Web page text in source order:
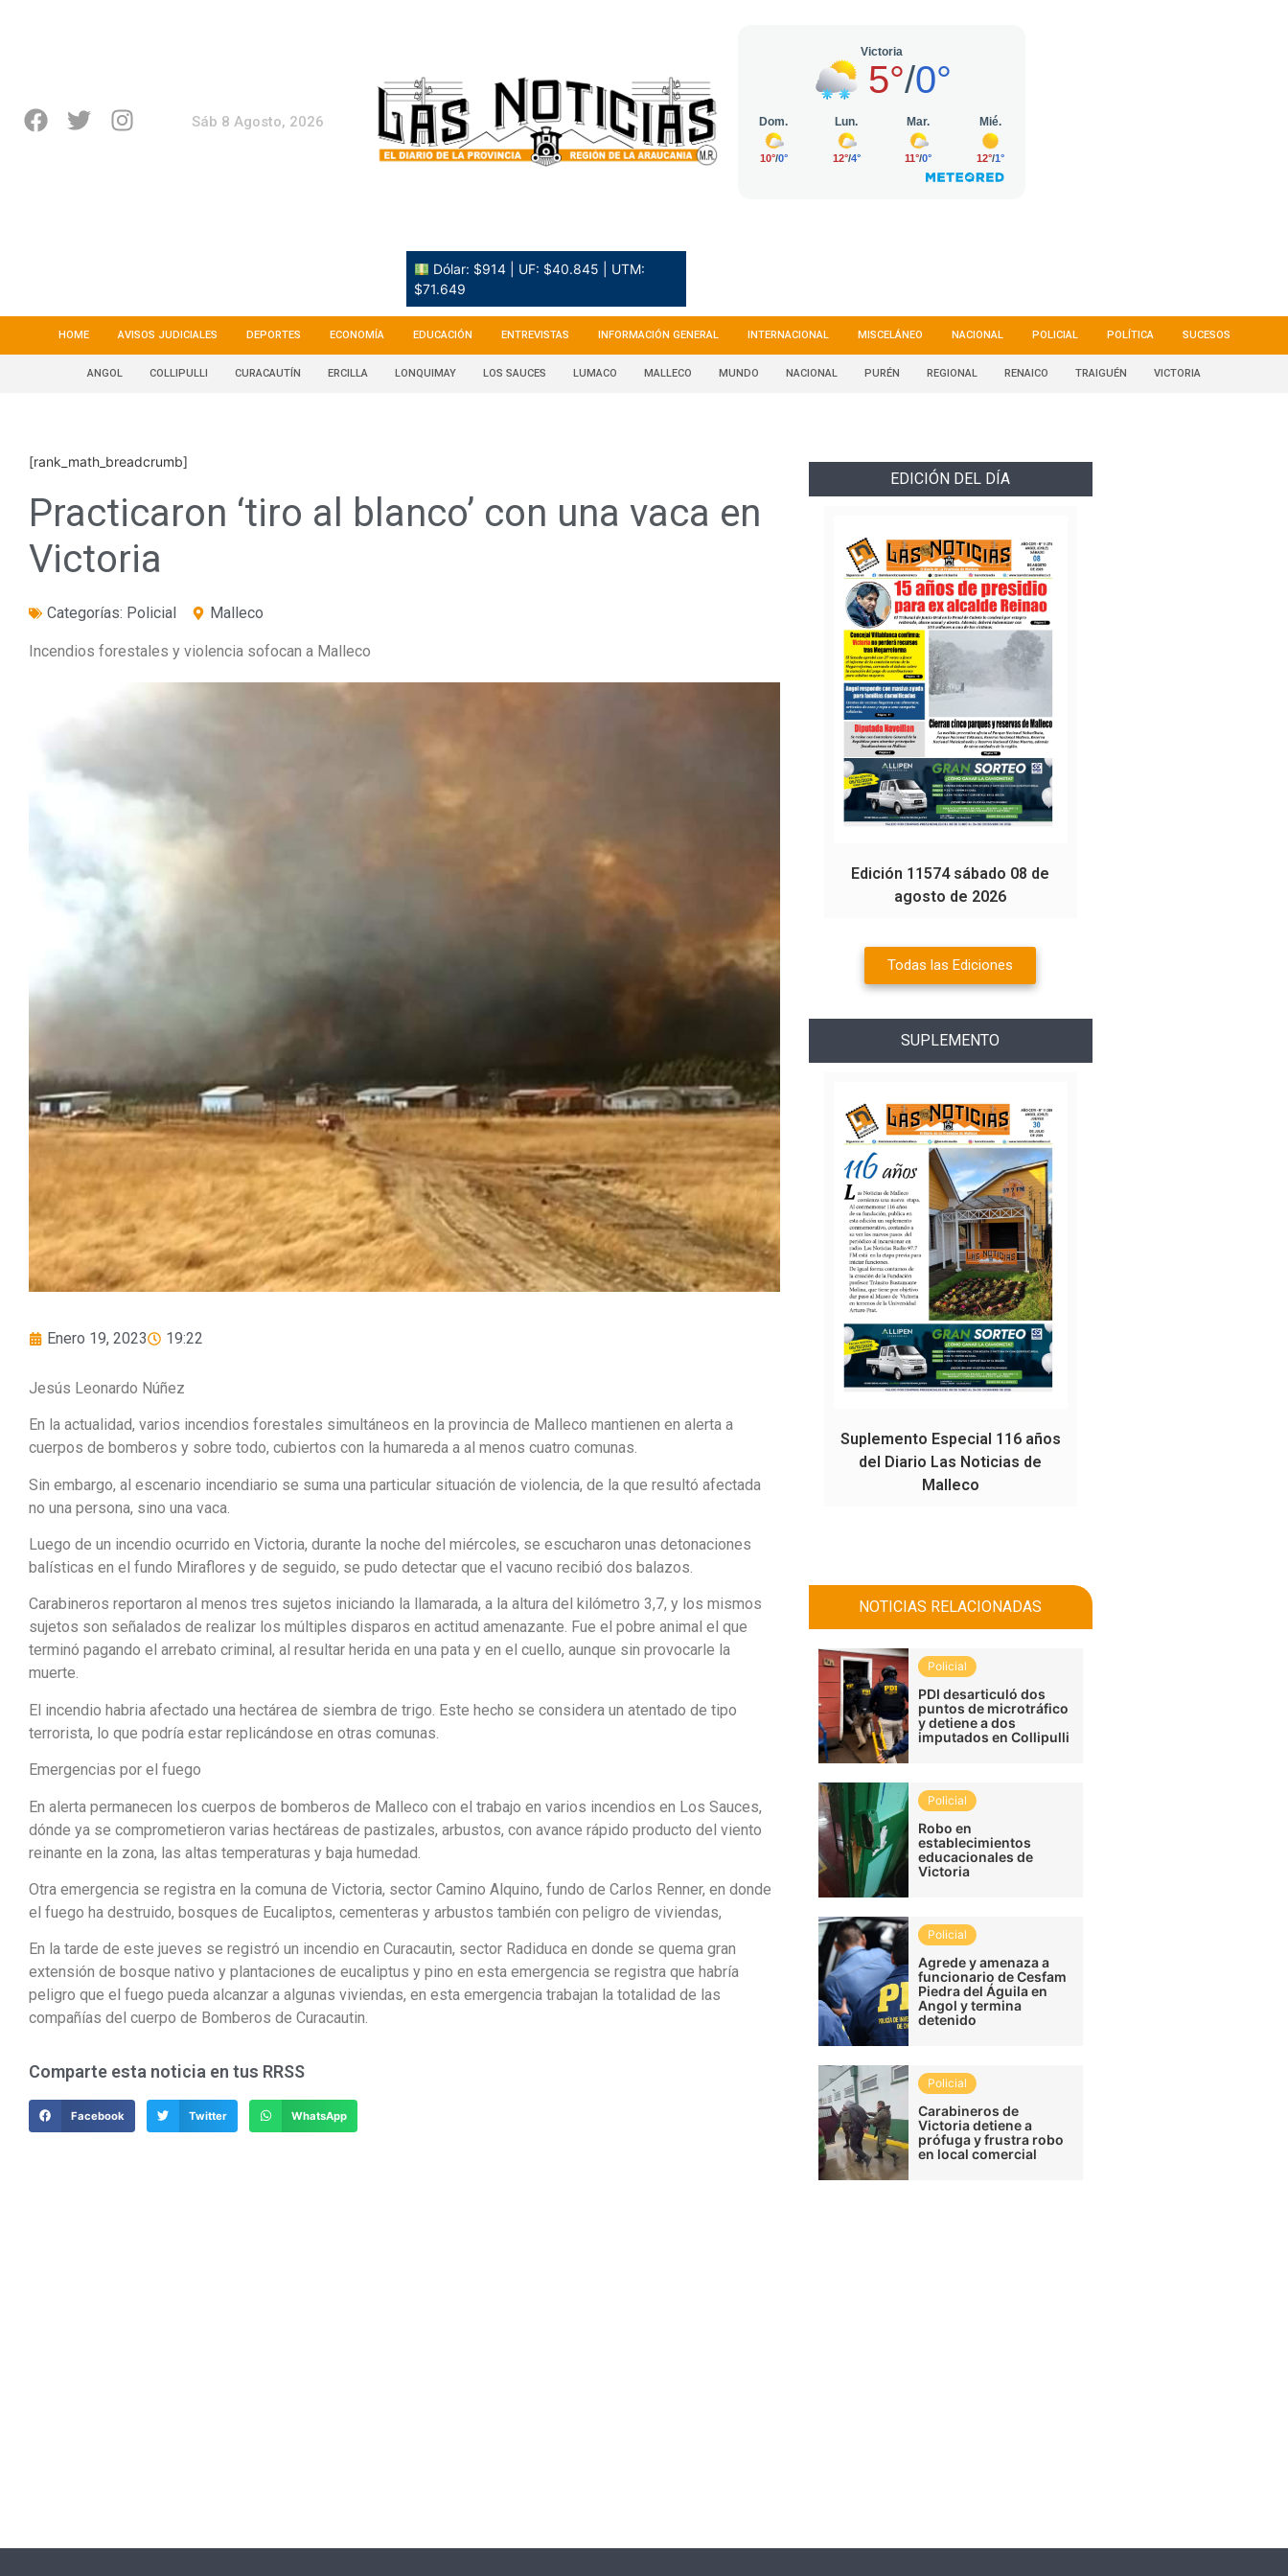
Sáb 8 Agosto, 2026
Dólar: $914 | UF: $40.845 | UTM:
$71.649
HOME AVISOS JUDICIALES DEPORTES ECONOMÍA EDUCACIÓN ENTREVISTAS INFORMACIÓN GENERAL INTERNACIONAL MISCELÁNEO NACIONAL POLICIAL POLÍTICA SUCESOS
ANGOL COLLIPULLI CURACAUTÍN ERCILLA LONQUIMAY LOS SAUCES LUMACO MALLECO MUNDO NACIONAL PURÉN REGIONAL RENAICO TRAIGUÉN VICTORIA
[rank_math_breadcrumb]
Practicaron ‘tiro al blanco’ con una vaca en
Victoria
Categorías: Policial Malleco
Incendios forestales y violencia sofocan a Malleco
Enero 19, 2023 19:22
Jesús Leonardo Núñez
En la actualidad, varios incendios forestales simultáneos en la provincia de Malleco mantienen en alerta a
cuerpos de bomberos y sobre todo, cubiertos con la humareda a al menos cuatro comunas.
Sin embargo, al escenario incendiario se suma una particular situación de violencia, de la que resultó afectada
no una persona, sino una vaca.
Luego de un incendio ocurrido en Victoria, durante la noche del miércoles, se escucharon unas detonaciones
balísticas en el fundo Miraflores y de seguido, se pudo detectar que el vacuno recibió dos balazos.
Carabineros reportaron al menos tres sujetos iniciando la llamarada, a la altura del kilómetro 3,7, y los mismos
sujetos son señalados de realizar los múltiples disparos en actitud amenazante. Fue el pobre animal el que
terminó pagando el arrebato criminal, al resultar herida en una pata y en el cuello, aunque sin provocarle la
muerte.
El incendio habria afectado una hectárea de siembra de trigo. Este hecho se considera un atentado de tipo
terrorista, lo que podría estar replicándose en otras comunas.
Emergencias por el fuego
En alerta permanecen los cuerpos de bomberos de Malleco con el trabajo en varios incendios en Los Sauces,
dónde ya se comprometieron varias hectáreas de pastizales, arbustos, con avance rápido producto del viento
reinante en la zona, las altas temperaturas y baja humedad.
Otra emergencia se registra en la comuna de Victoria, sector Camino Alquino, fundo de Carlos Renner, en donde
el fuego ha destruido, bosques de Eucaliptos, cementeras y arbustos también con peligro de viviendas,
En la tarde de este jueves se registró un incendio en Curacautin, sector Radiduca en donde se quema gran
extensión de bosque nativo y plantaciones de eucaliptus y pino en esta emergencia se registra que habría
peligro que el fuego pueda alcanzar a algunas viviendas, en esta emergencia trabajan la totalidad de las
compañías del cuerpo de Bomberos de Curacautin.
Comparte esta noticia en tus RRSS
Facebook Twitter WhatsApp
EDICIÓN DEL DÍA
Edición 11574 sábado 08 de
agosto de 2026
Todas las Ediciones
SUPLEMENTO
Suplemento Especial 116 años
del Diario Las Noticias de
Malleco
NOTICIAS RELACIONADAS
Policial
PDI desarticuló dos
puntos de microtráfico
y detiene a dos
imputados en Collipulli
Policial
Robo en
establecimientos
educacionales de
Victoria
Policial
Agrede y amenaza a
funcionario de Cesfam
Piedra del Águila en
Angol y termina
detenido
Policial
Carabineros de
Victoria detiene a
prófuga y frustra robo
en local comercial